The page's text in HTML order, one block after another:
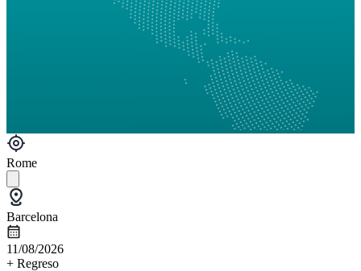
Rome
Barcelona
11/08/2026
+ Regreso